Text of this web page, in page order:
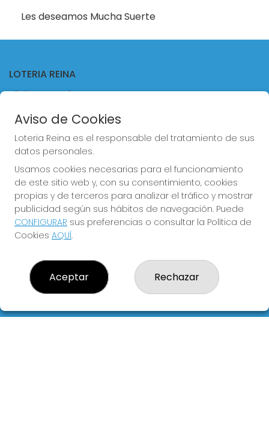
Les deseamos Mucha Suerte
LOTERIA REINA
¿Quiénes somos?
Resultados
Empresas
Comprar en SELAE
Registro
CONTACTO
ADMINISTRACION DE LOTERIAS Nº4 VALENCIA - Receptor
Oficial 83370
info@loteriareina.com
CALLE DE LA REINA, 171
Valencia, 46011
Aviso de Cookies
Loteria Reina es el responsable del tratamiento de sus
datos personales.
Usamos cookies necesarias para el funcionamiento
de este sitio web y, con su consentimiento, cookies
propias y de terceros para analizar el tráfico y mostrar
publicidad según sus hábitos de navegación. Puede
CONFIGURAR sus preferencias o consultar la Política de
Cookies AQUÍ.
Aceptar Rechazar